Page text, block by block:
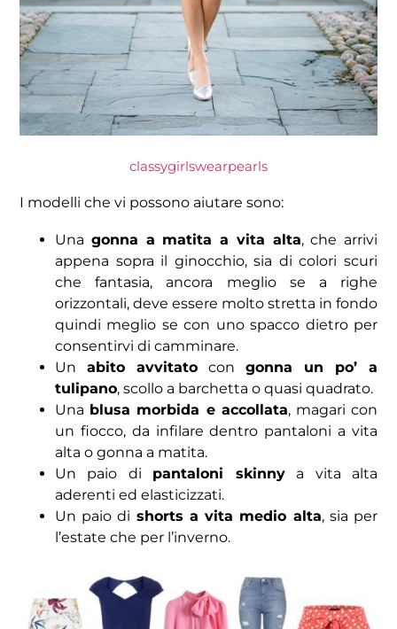
classygirlswearpearls
I modelli che vi possono aiutare sono:
Una gonna a matita a vita alta, che arrivi
appena sopra il ginocchio, sia di colori scuri
che fantasia, ancora meglio se a righe
orizzontali, deve essere molto stretta in fondo
quindi meglio se con uno spacco dietro per
consentirvi di camminare.
Un abito avvitato con gonna un po’ a
tulipano, scollo a barchetta o quasi quadrato.
Una blusa morbida e accollata, magari con
un fiocco, da infilare dentro pantaloni a vita
alta o gonna a matita.
Un paio di pantaloni skinnya vita alta
aderenti ed elasticizzati.
Un paio di shorts a vita medio alta, sia per
l’estate che per l’inverno.